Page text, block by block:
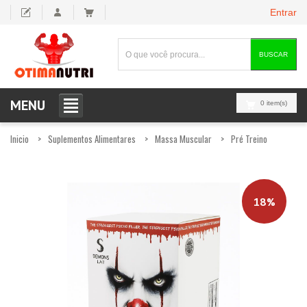
Entrar
BUSCAR
0 item(s)
MENU
Inicio Suplementos Alimentares Massa Muscular Pré Treino
18%